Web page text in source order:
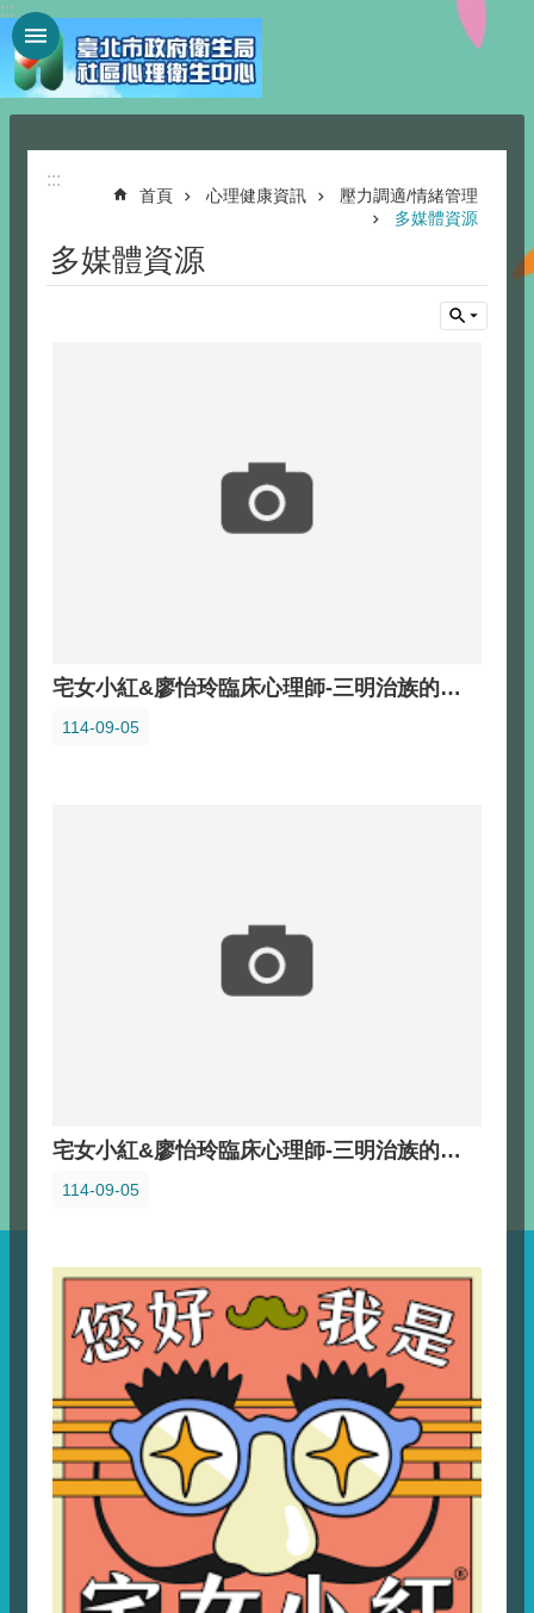
跳到主要內容區塊
:::
:::
首頁 心理健康資訊
壓力調適/情緒管理
多媒體資源
多媒體資源
宅女小紅&廖怡玲臨床心理師-三明治族的內心拉扯
114-09-05
宅女小紅&廖怡玲臨床心理師-三明治族的悲哀
114-09-05